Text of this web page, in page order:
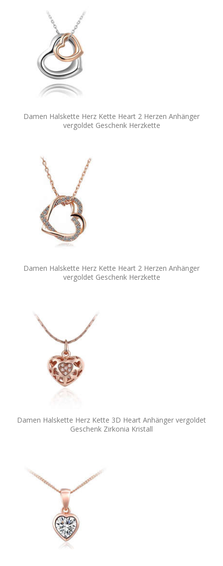
Damen Halskette Herz Kette Heart 2 Herzen Anhänger
vergoldet Geschenk Herzkette
Damen Halskette Herz Kette Heart 2 Herzen Anhänger
vergoldet Geschenk Herzkette
Damen Halskette Herz Kette 3D Heart Anhänger vergoldet
Geschenk Zirkonia Kristall